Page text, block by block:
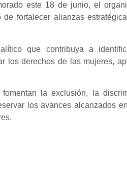
este 18 de junio, el
fortalecer alianzas
que contribuya a
los derechos de las mujeres,
la exclusión, la
los avances alcanzados